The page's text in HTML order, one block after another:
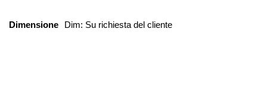
Dimensione Dim: Su richiesta del cliente